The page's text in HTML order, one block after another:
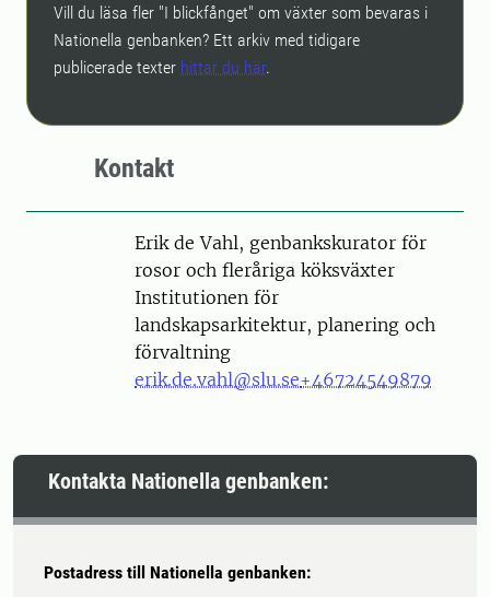
Vill du läsa fler "I blickfånget" om växter som bevaras i
Nationella genbanken? Ett arkiv med tidigare
publicerade texter hittar du här.
Kontakt
PersonErik de Vahl, genbankskurator för
rosor och fleråriga köksväxter
Institutionen för
landskapsarkitektur, planering och
förvaltning
erik.de.vahl@slu.se+46724549879
Kontakta Nationella genbanken:
Postadress till Nationella genbanken: